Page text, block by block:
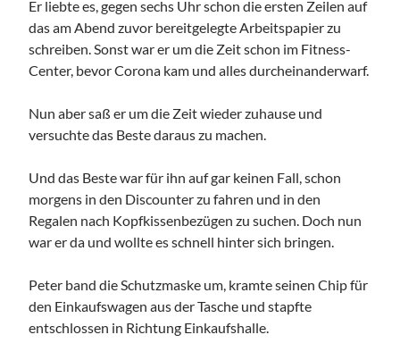
Er liebte es, gegen sechs Uhr schon die ersten Zeilen auf
das am Abend zuvor bereitgelegte Arbeitspapier zu
schreiben. Sonst war er um die Zeit schon im Fitness-
Center, bevor Corona kam und alles durcheinanderwarf.
Nun aber saß er um die Zeit wieder zuhause und
versuchte das Beste daraus zu machen.
Und das Beste war für ihn auf gar keinen Fall, schon
morgens in den Discounter zu fahren und in den
Regalen nach Kopfkissenbezügen zu suchen. Doch nun
war er da und wollte es schnell hinter sich bringen.
Peter band die Schutzmaske um, kramte seinen Chip für
den Einkaufswagen aus der Tasche und stapfte
entschlossen in Richtung Einkaufshalle.